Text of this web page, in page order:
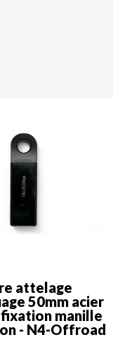
attelage
50mm acier
manille
- N4-Offroad